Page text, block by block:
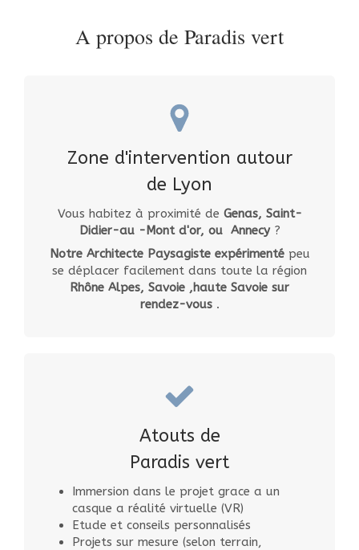
A propos de Paradis vert
Zone d'intervention autour
de Lyon
Vous habitez à proximité de Genas, Saint-
Didier-au -Mont d'or, ouAnnecy?
Notre Architecte Paysagiste expérimenté peu
se déplacer facilement dans toute la région
Rhône Alpes, Savoie ,haute Savoie sur
rendez-vous .
Atouts de
Paradis vert
Immersion dans le projet grace a un
casque a réalité virtuelle (VR)
Etude et conseils personnalisés
Projets sur mesure (selon terrain,